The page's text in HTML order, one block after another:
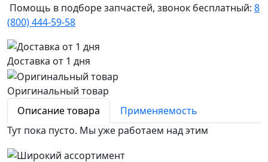
Помощь в подборе запчастей, звонок бесплатный: 8
(800) 444-59-58
Доставка от 1 дня
Оригинальный товар
Описание товара
Применяемость
Тут пока пусто. Мы уже работаем над этим